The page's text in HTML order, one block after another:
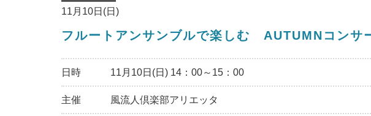
11月10日(日)
フルートアンサンブルで楽しむ AUTUMNコンサ
日時 11月10日(日) 14：00～15：00
主催 風流人倶楽部アリエッタ